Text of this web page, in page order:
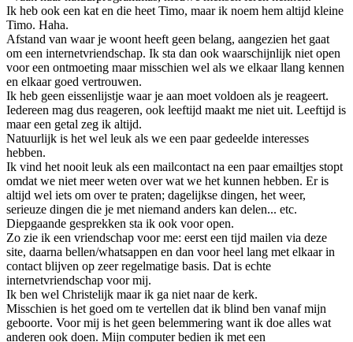
Ik heb ook een kat en die heet Timo, maar ik noem hem altijd kleine
Timo. Haha.
Afstand van waar je woont heeft geen belang, aangezien het gaat
om een internetvriendschap. Ik sta dan ook waarschijnlijk niet open
voor een ontmoeting maar misschien wel als we elkaar llang kennen
en elkaar goed vertrouwen.
Ik heb geen eissenlijstje waar je aan moet voldoen als je reageert.
Iedereen mag dus reageren, ook leeftijd maakt me niet uit. Leeftijd is
maar een getal zeg ik altijd.
Natuurlijk is het wel leuk als we een paar gedeelde interesses
hebben.
Ik vind het nooit leuk als een mailcontact na een paar emailtjes stopt
omdat we niet meer weten over wat we het kunnen hebben. Er is
altijd wel iets om over te praten; dagelijkse dingen, het weer,
serieuze dingen die je met niemand anders kan delen... etc.
Diepgaande gesprekken sta ik ook voor open.
Zo zie ik een vriendschap voor me: eerst een tijd mailen via deze
site, daarna bellen/whatsappen en dan voor heel lang met elkaar in
contact blijven op zeer regelmatige basis. Dat is echte
internetvriendschap voor mij.
Ik ben wel Christelijk maar ik ga niet naar de kerk.
Misschien is het goed om te vertellen dat ik blind ben vanaf mijn
geboorte. Voor mij is het geen belemmering want ik doe alles wat
anderen ook doen. Mijn computer bedien ik met een